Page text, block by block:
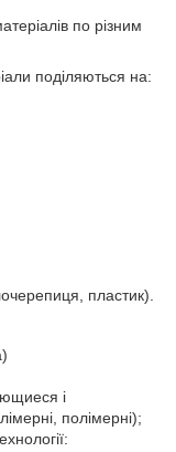
по різним
поділяються на:
пластик).
і
полімерні);